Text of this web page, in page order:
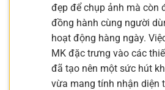
đẹp để chụp ảnh mà còn
đồng hành cùng người
hoạt động hàng ngày.
MK đặc trưng vào các
đã tạo nên một sức hút
vừa mang tính nhận diện